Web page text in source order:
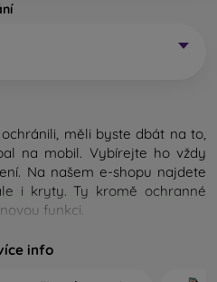
měli byste dbát na to,
na mobil. Vybírejte ho vždy
Na našem e-shopu najdete
i kryty. Ty kromě ochranné
funkci.
nazvat zadní kryt. Je určen na
Jednotlivé kryty na mobil se
info